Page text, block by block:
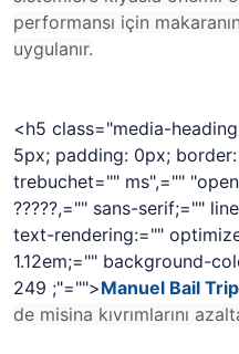
performansı için
uygulanır.
<h5 class="media-
5px; padding: 0px;
trebuchet="" ms",=""
?????,="" sans-serif;=""
text-rendering:=""
1.12em;="" background-
249 ;"="">Manuel Bail Trip
de misina kıvrımlarını